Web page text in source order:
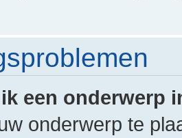
een onderwerp
onderwerp te